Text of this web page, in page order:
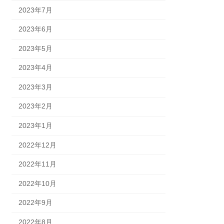
2023年7月
2023年6月
2023年5月
2023年4月
2023年3月
2023年2月
2023年1月
2022年12月
2022年11月
2022年10月
2022年9月
2022年8月